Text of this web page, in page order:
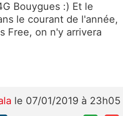
Bouygues :) Et le
le courant de l'année,
Free, on n'y arrivera
le 07/01/2019 à 23h05